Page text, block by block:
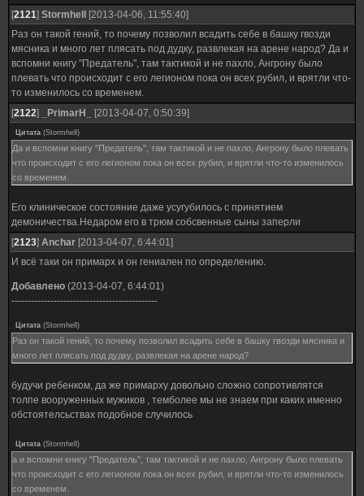
[2121] Stormhell
[2013-04-06, 11:55:40]
Раз он такой гений, то почему позволил всадить себе в башку гвозди
мясника и много лет плясать под дудку, развлекая на арене народ? Да и
вспомни книгу "Предатель", там тактикой и не пахло, Ангрону было
плевать что происходит с его легионом пока он всех рубил, и врятли что-
то изменилось со временем.
[2122] _PrimarH_ [2013-04-07, 0:50:39]
Цитата (Stormhell )
Да и вспомни книгу "Предатель", там тактикой и не пахло, Ангрону было плевать
что происходит с его легионом пока он всех рубил, и врятли что-то изменилось
со временем.
Его клиническое состояние даже усугубилось с принятием
демоничества.Недаром его в трюм собсвенные сыны заперли
[2123] Anchar [2013-04-07, 6:44:01]
И всё таки он примарх и он гениален по определению.
Добавлено (2013-04-07, 6:44:01)
---------------------------------------------
Цитата (Stormhell )
Раз он такой гений, то почему позволил всадить себе в башку гвозди мясника и
много лет плясать под дудку, развлекая на арене народ?
будучи ребенком, да же примарху довольно сложно сопротивлятся
толпе вооруженных мужиков , темболее мы не знаем при каких именно
обстоятелсьствах подобное случилось
Цитата (Stormhell )
а и вспомни книгу "Предатель", там тактикой и не пахло, Ангрону было плевать
что происходит с его легионом пока он всех рубил, и врятли что-то изменилось
со временем.